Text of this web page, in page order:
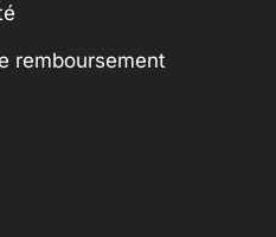
remboursement